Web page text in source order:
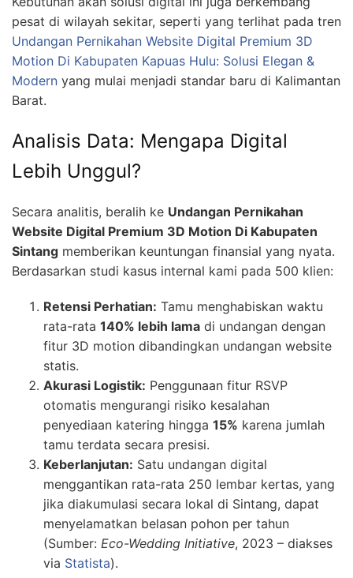
pesat di wilayah sekitar, seperti yang terlihat pada tren
Undangan Pernikahan Website Digital Premium 3D
Motion Di Kabupaten Kapuas Hulu: Solusi Elegan &
Modern yang mulai menjadi standar baru di Kalimantan
Barat.
Analisis Data: Mengapa Digital
Lebih Unggul?
Secara analitis, beralih ke Undangan Pernikahan
Website Digital Premium 3D Motion Di Kabupaten
Sintang memberikan keuntungan finansial yang nyata.
Berdasarkan studi kasus internal kami pada 500 klien:
Retensi Perhatian: Tamu menghabiskan waktu
rata-rata 140% lebih lama di undangan dengan
fitur 3D motion dibandingkan undangan website
statis.
Akurasi Logistik: Penggunaan fitur RSVP
otomatis mengurangi risiko kesalahan
penyediaan katering hingga 15% karena jumlah
tamu terdata secara presisi.
Keberlanjutan: Satu undangan digital
menggantikan rata-rata 250 lembar kertas, yang
jika diakumulasi secara lokal di Sintang, dapat
menyelamatkan belasan pohon per tahun
(Sumber: Eco-Wedding Initiative, 2023 – diakses
via Statista).